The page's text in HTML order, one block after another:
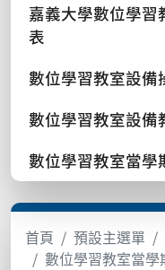
嘉義大學數位學習
表
數位學習教室設備
數位學習教室設備
數位學習教室當學
首頁 預設主選單
數位學習教室當學